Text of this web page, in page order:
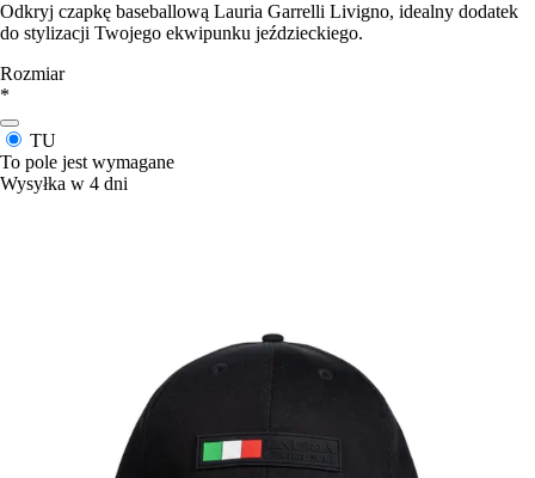
Odkryj czapkę baseballową Lauria Garrelli Livigno, idealny dodatek
do stylizacji Twojego ekwipunku jeździeckiego.
Rozmiar
*
TU
To pole jest wymagane
Wysyłka w 4 dni